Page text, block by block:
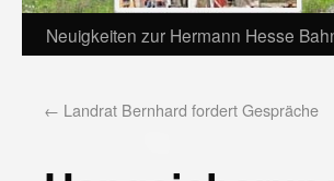
Neuigkeiten zur Hermann Hesse
← Landrat Bernhard fordert Gespräche